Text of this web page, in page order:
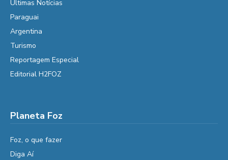
Últimas Notícias
Paraguai
Argentina
Turismo
Reportagem Especial
Editorial H2FOZ
Planeta Foz
Foz, o que fazer
Diga Aí